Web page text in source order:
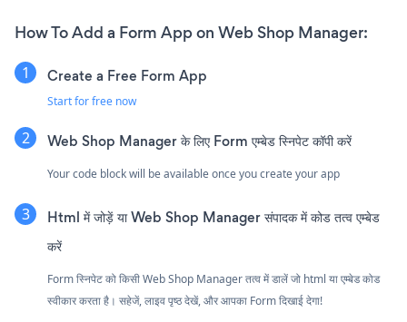
How To Add a Form App on Web Shop Manager:
Create a Free Form App
Start for free now
Web Shop Manager के लिए Form एम्बेड स्निपेट कॉपी करें
Your code block will be available once you create your app
Html में जोड़ें या Web Shop Manager संपादक में कोड तत्व एम्बेड
करें
Form स्निपेट को किसी Web Shop Manager तत्व में डालें जो html या एम्बेड कोड
स्वीकार करता है। सहेजें, लाइव पृष्ठ देखें, और आपका Form दिखाई देगा!